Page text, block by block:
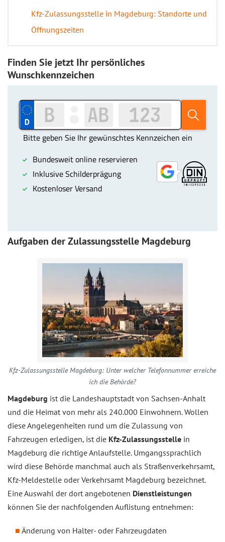
Kfz-Zulassungsstelle in Magdeburg: Standorte und
Öffnungszeiten
Finden Sie jetzt Ihr persönliches
Wunschkennzeichen
Aufgaben der Zulassungsstelle Magdeburg
Kfz-Zulassungsstelle Magdeburg: Unter welcher Telefonnummer erreiche
ich die Behörde?
Magdeburg ist die Landeshauptstadt von Sachsen-Anhalt
und die Heimat von mehr als 240.000 Einwohnern. Wollen
diese Angelegenheiten rund um die Zulassung von
Fahrzeugen erledigen, ist die Kfz-Zulassungsstelle in
Magdeburg die richtige Anlaufstelle. Umgangssprachlich
wird diese Behörde manchmal auch als Straßenverkehrsamt,
Kfz-Meldestelle oder Verkehrsamt Magdeburg bezeichnet.
Eine Auswahl der dort angebotenen Dienstleistungen
können Sie der nachfolgenden Auflistung entnehmen:
Änderung von Halter- oder Fahrzeugdaten